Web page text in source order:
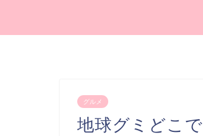
グルメ
地球グミどこ